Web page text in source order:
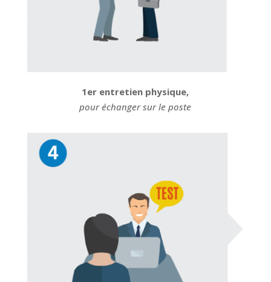
1er entretien physique,
pour échanger sur le poste